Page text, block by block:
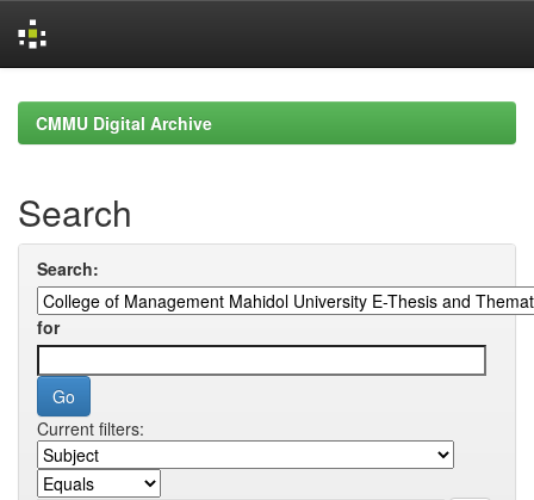
navigationCMMU Digital Archive
Search
Search:
for
Current filters: